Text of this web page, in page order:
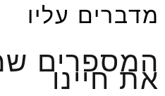
מדברים עליו
המספרים
את חיינו